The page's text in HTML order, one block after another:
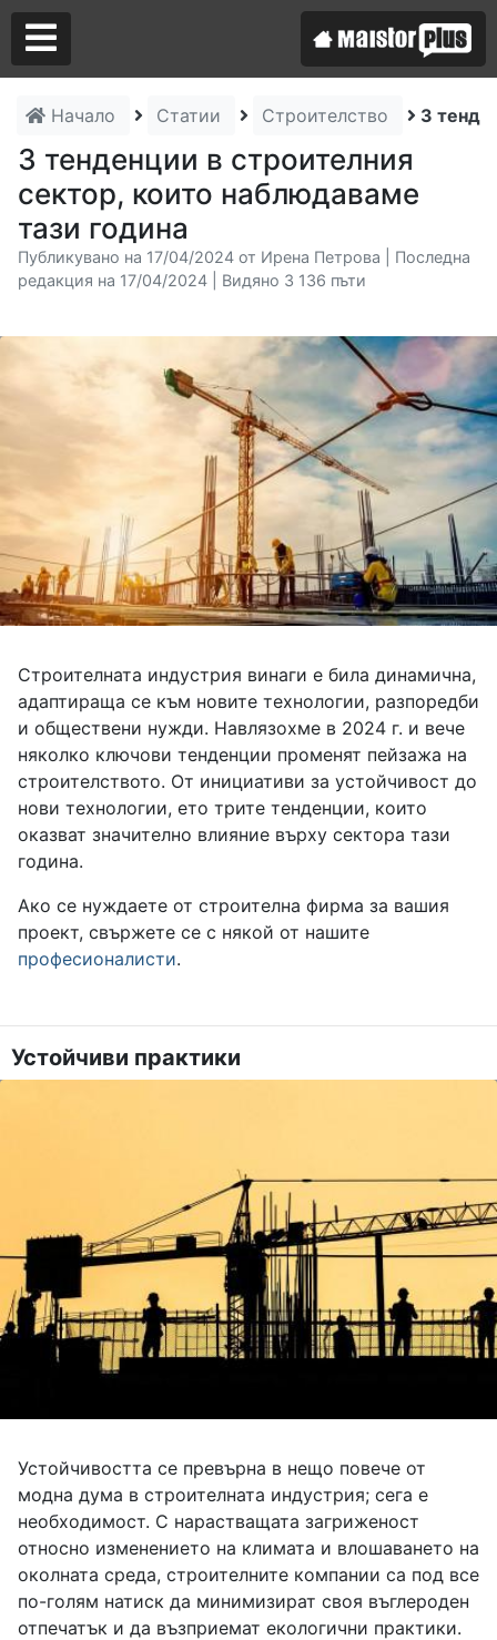
Начало Статии Строителство 3
3 тенденции в строителния
сектор, които наблюдаваме
тази година
Публикувано на 17/04/2024 от Ирена Петрова | Последна
редакция на 17/04/2024 | Видяно 3 136 пъти
Строителната индустрия винаги е била динамична,
адаптираща се към новите технологии, разпоредби
и обществени нужди. Навлязохме в 2024 г. и вече
няколко ключови тенденции променят пейзажа на
строителството. От инициативи за устойчивост до
нови технологии, ето трите тенденции, които
оказват значително влияние върху сектора тази
година.
Ако се нуждаете от строителна фирма за вашия
проект, свържете се с някой от нашите
професионалисти.
Устойчиви практики
Устойчивостта се превърна в нещо повече от
модна дума в строителната индустрия; сега е
необходимост. С нарастващата загриженост
относно изменението на климата и влошаването на
околната среда, строителните компании са под все
по-голям натиск да минимизират своя въглероден
отпечатък и да възприемат екологични практики.
Аз съм майстор
Търся майстор